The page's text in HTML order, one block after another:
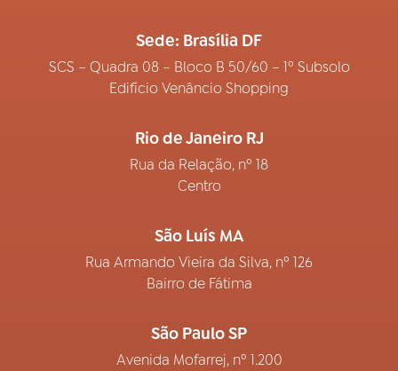
Sede: Brasília DF
SCS – Quadra 08 – Bloco B 50/60 – 1º Subsolo
Edifício Venâncio Shopping
Rio de Janeiro RJ
Rua da Relação, nº 18
Centro
São Luís MA
Rua Armando Vieira da Silva, nº 126
Bairro de Fátima
São Paulo SP
Avenida Mofarrej, nº 1.200